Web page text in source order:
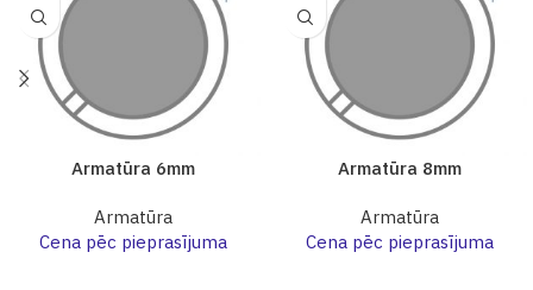
Armatūra 6mm
Armatūra
Cena pēc pieprasījuma
Armatūra 8mm
Armatūra
Cena pēc pieprasījuma